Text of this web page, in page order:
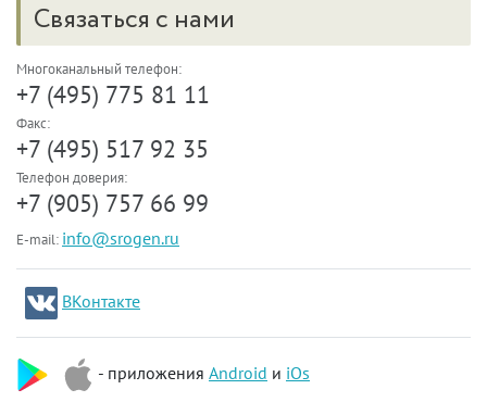
Связаться с нами
Многоканальный телефон:
+7 (495) 775 81 11
Факс:
+7 (495) 517 92 35
Телефон доверия:
+7 (905) 757 66 99
E-mail: info@srogen.ru
ВКонтакте
- приложения Android и iOs